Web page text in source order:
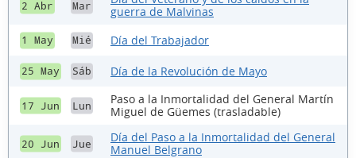
2 Abr Mar
guerra de Malvinas
1 May Mié Día del Trabajador
25 May Sáb Día de la Revolución de Mayo
17 Jun Lun
Paso a la Inmortalidad del General Martín
Miguel de Güemes (trasladable)
20 Jun Jue
Día del Paso a la Inmortalidad del General
Manuel Belgrano